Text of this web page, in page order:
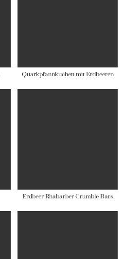
Quarkpfannkuchen mit Erdbeeren
Erdbeer Rhabarber Crumble Bars